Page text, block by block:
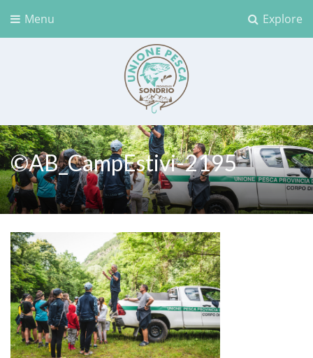
Explore
Menu
Unione Pesca Sondrio
©AB_CampEstivi-2195